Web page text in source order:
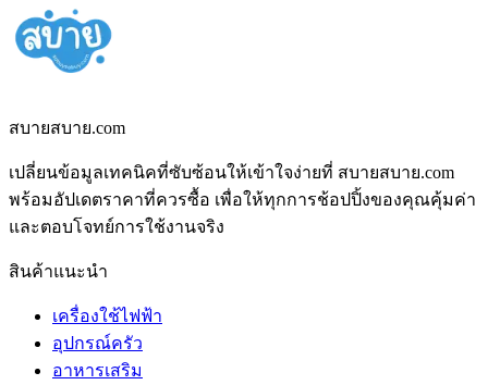
สบายสบาย.com
เปลี่ยนข้อมูลเทคนิคที่ซับซ้อนให้เข้าใจง่ายที่ สบายสบาย.com
พร้อมอัปเดตราคาที่ควรซื้อ เพื่อให้ทุกการช้อปปิ้งของคุณคุ้มค่า
และตอบโจทย์การใช้งานจริง
สินค้าแนะนำ
เครื่องใช้ไฟฟ้า
อุปกรณ์ครัว
อาหารเสริม